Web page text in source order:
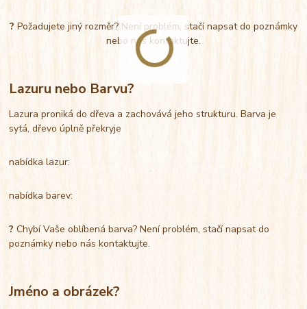
? Požadujete jiný rozměr? Není problém, stačí napsat do poznámky
nebo nás kontaktujte.
Lazuru nebo Barvu?
Lazura proniká do dřeva a zachovává jeho strukturu. Barva je
sytá, dřevo úplně překryje
nabídka lazur:
nabídka barev:
?Chybí Vaše oblíbená barva? Není problém, stačí napsat do
poznámky nebo nás kontaktujte.
Jméno a obrázek?